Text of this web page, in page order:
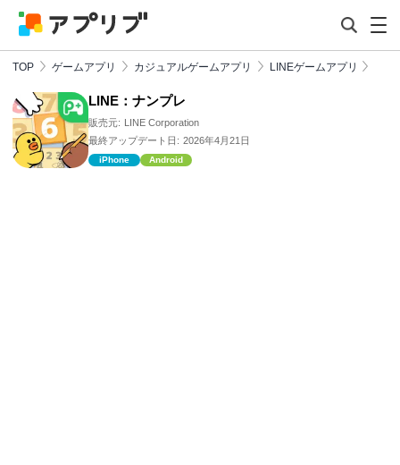
TOP ゲームアプリ カジュアルゲームアプリ LINEゲームアプリ
LINE：ナンプレ
販売元: LINE Corporation
最終アップデート日: 2026年4月21日
iPhone Android